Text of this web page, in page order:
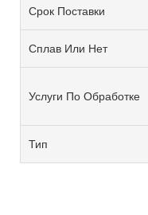
Срок Поставки
Сплав Или Нет
Услуги По Обработке
Тип